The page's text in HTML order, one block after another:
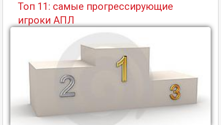
Топ 11: самые прогрессирующие
игроки АПЛ